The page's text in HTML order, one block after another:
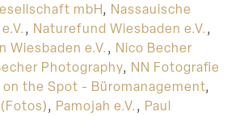
mbH, Nassauische
, Naturefund Wiesbaden e.V.,
Wiesbaden e.V., Nico Becher
Photography, NN Fotografie
the Spot - Büromanagement,
, Pamojah e.V., Paul